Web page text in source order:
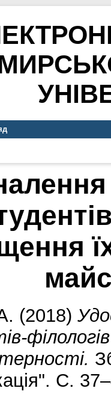
(2018)
С.